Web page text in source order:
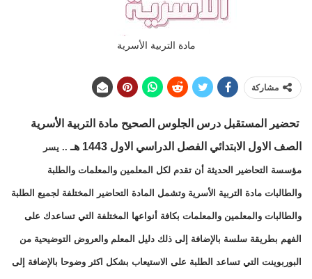
مادة التربية الأسرية
مشاركة
تحضير المستقبل درس الجلوس الصحيح مادة التربية الأسرية
الصف الاول الابتدائي الفصل الدراسي الاول 1443 هـ
.. يسر
مؤسسة التحاضير الحديثة أن تقدم لكل المعلمين والمعلمات والطلبة
والطالبات مادة التربية الأسرية وتشمل المادة التحاضير المختلفة لجميع الطلبة
والطالبات والمعلمين والمعلمات بكافة أنواعها المختلفة التي تساعدك على
الفهم بطريقة سلسة بالإضافة إلى ذلك دليل المعلم والعروض التوضيحية من
البوربوينت التي تساعد الطلبة على الاستيعاب بشكل اكثر وضوحا بالإضافة إلى